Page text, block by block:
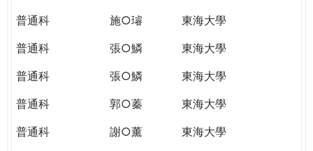
普通科
施○璿
東海大學
普通科
張○鱗
東海大學
普通科
張○鱗
東海大學
普通科
郭○蓁
東海大學
普通科
謝○薰
東海大學